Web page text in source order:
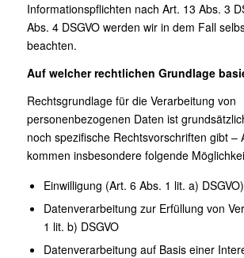
Informationspflichten nach Art. 13 Abs. 3
Abs. 4 DSGVO werden wir in dem Fall
beachten.
Auf welcher rechtlichen Grundlage
Rechtsgrundlage für die Verarbeitung von
personenbezogenen Daten ist
noch spezifische Rechtsvorschriften gibt –
kommen insbesondere folgende
Einwilligung (Art. 6 Abs. 1 lit. a) DSGVO)
Datenverarbeitung zur Erfüllung von
1 lit. b) DSGVO
Datenverarbeitung auf Basis einer